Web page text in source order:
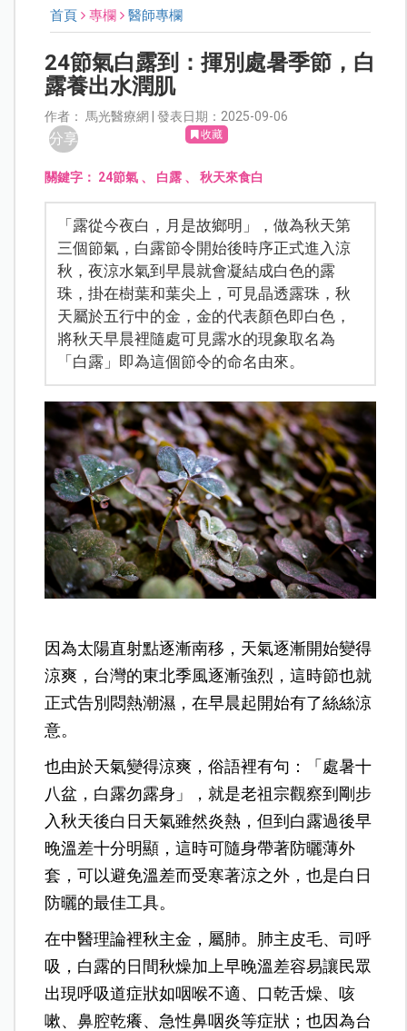
首頁 專欄 醫師專欄
24節氣白露到：揮別處暑季節，白
露養出水潤肌
作者： 馬光醫療網 | 發表日期：2025-09-06
分享 收藏
關鍵字： 24節氣 、 白露 、秋天來食白
「露從今夜白，月是故鄉明」，做為秋天第
三個節氣，白露節令開始後時序正式進入涼
秋，夜涼水氣到早晨就會凝結成白色的露
珠，掛在樹葉和葉尖上，可見晶透露珠，秋
天屬於五行中的金，金的代表顏色即白色，
將秋天早晨裡隨處可見露水的現象取名為
「白露」即為這個節令的命名由來。
因為太陽直射點逐漸南移，天氣逐漸開始變得
涼爽，台灣的東北季風逐漸強烈，這時節也就
正式告別悶熱潮濕，在早晨起開始有了絲絲涼
意。
也由於天氣變得涼爽，俗語裡有句：「處暑十
八盆，白露勿露身」，就是老祖宗觀察到剛步
入秋天後白日天氣雖然炎熱，但到白露過後早
晚溫差十分明顯，這時可隨身帶著防曬薄外
套，可以避免溫差而受寒著涼之外，也是白日
防曬的最佳工具。
在中醫理論裡秋主金，屬肺。肺主皮毛、司呼
吸，白露的日間秋燥加上早晚溫差容易讓民眾
出現呼吸道症狀如咽喉不適、口乾舌燥、咳
嗽、鼻腔乾癢、急性鼻咽炎等症狀；也因為台